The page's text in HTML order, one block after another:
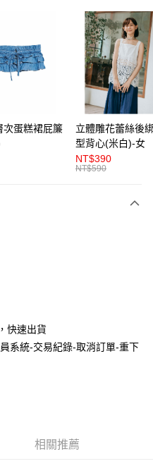
可結帳。
。
後，將跳轉至「AFTEE先享後付」
即可完成結帳。
簡訊。
方視為交易完成。
費，但若您需要取消訂單，請聯絡
仍視為有效，需透過AFTEE先享
之結帳頁面顯示為準，若有關於
「AFTEE先享後付」服務完成之交
運費
運費
運費
次蛋糕裙屁簾
立體雕花蕾絲後
型背心(米白)-女
NT$390
NT$590
快速出貨
系統-交易紀錄-取消訂單-重下
相關推薦